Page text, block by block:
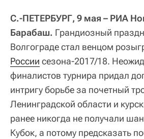
C.-ПЕТЕРБУРГ, 9 мая – РИА
Барабаш. Грандиозный
Волгограде стал венцом
России сезона-2017/18.
финалистов турнира придал
интригу борьбе за почетный
Ленинградской области и
ранее никогда не получали
Кубок, а потому предсказать